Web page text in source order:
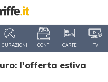
CONTI CARTE TV
l'offerta estiva